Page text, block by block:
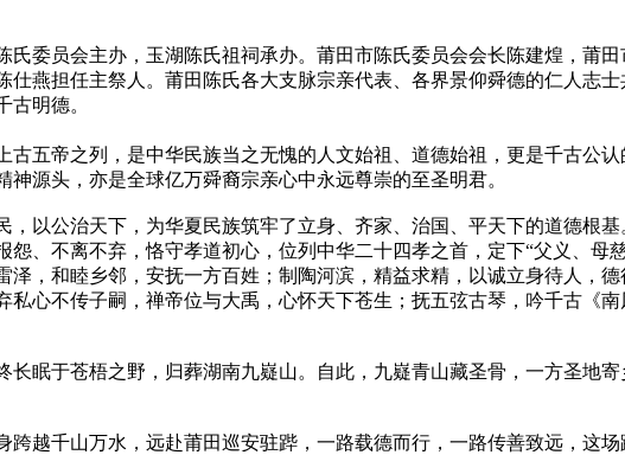
氏委员会主办，玉湖陈氏祖祠承办。莆田市陈氏委员会会长陈建煌，莆
燕担任主祭人。莆田陈氏各大支脉宗亲代表、各界景仰舜德的仁人志
明德。
古五帝之列，是中华民族当之无愧的人文始祖、道德始祖，更是千古公
源头，亦是全球亿万舜裔宗亲心中永远尊崇的至圣明君。
以公治天下，为华夏民族筑牢了立身、齐家、治国、平天下的道德根
、不离不弃，恪守孝道初心，位列中华二十四孝之首，定下“父义、母
泽，和睦乡邻，安抚一方百姓；制陶河滨，精益求精，以诚立身待人，
私心不传子嗣，禅帝位与大禹，心怀天下苍生；抚五弦古琴，吟千古《
长眠于苍梧之野，归葬湖南九嶷山。自此，九嶷青山藏圣骨，一方圣地
越千山万水，远赴莆田巡安驻跸，一路载德而行，一路传善致远，这